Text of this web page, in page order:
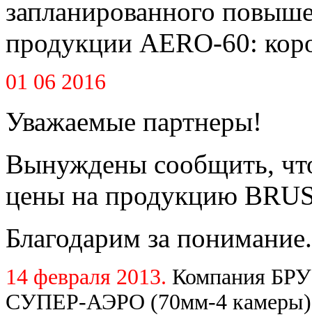
запланированного
продукции AERO-60:
01 06 2016
Уважаемые партнеры!
Вынуждены сообщить,
цены на продукцию
Благодарим за понимание.
14 февраля 2013. Компания
СУПЕР-АЭРО (70мм-4 камеры)